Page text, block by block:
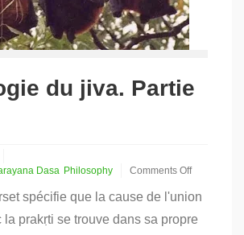
du jiva. Partie
Dasa Philosophy
Comments Off
L’ontologie
jiva.
spécifie que la cause de l'union
la prakṛti se trouve dans sa propre